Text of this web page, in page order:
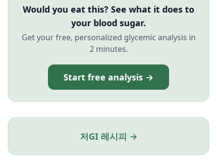
Would you eat this? See what it does to
your blood sugar.
Get your free, personalized glycemic analysis in
2 minutes.
Start free analysis →
저GI 레시피 →